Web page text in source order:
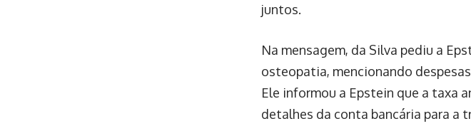
juntos.
Na mensagem, da Silva pediu a
osteopatia, mencionando
Ele informou a Epstein que a taxa
detalhes da conta bancária para a